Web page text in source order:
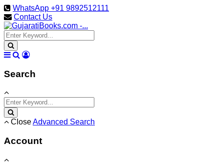
WhatsApp +91 9892512111
Contact Us
Search
CloseAdvanced Search
Account